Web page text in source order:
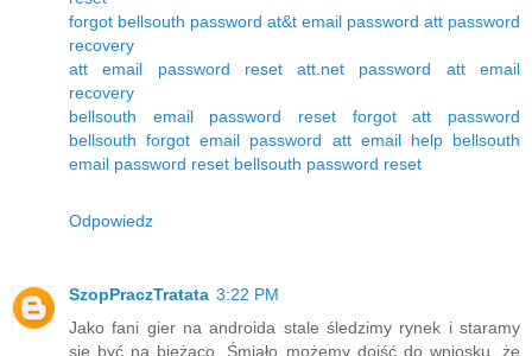
forgot bellsouth password at&t email password att password
recovery
att email password resetatt.net password att email
recovery
bellsouth email password reset
forgot att password
bellsouth forgot email password
att email help bellsouth
email password reset bellsouth password reset
Odpowiedz
SzopPraczTratata 3:22 PM
Jako fani gier na androida stale śledzimy rynek i staramy
się być na bieżąco. Śmiało możemy dojść do wniosku, że